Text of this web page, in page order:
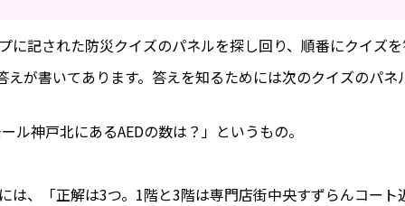
記された防災クイズのパネルを探し回り、順番にクイズ
が書いてあります。答えを知るためには次のクイズのパ
神戸北にあるAEDの数は？」というもの。
、「正解は3つ。1階と3階は専門店街中央すずらんコー